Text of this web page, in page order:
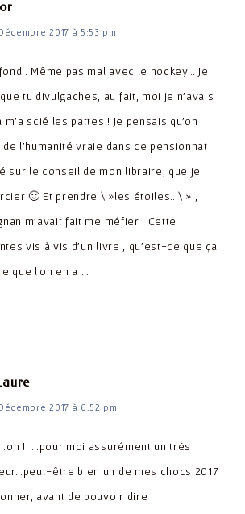
dit :
2017 à 5:53 pm
. Même pas mal avec le hockey… Je
tu divulgaches, au fait, moi je n'avais
scié les pattes ! Je pensais qu'on
l'humanité vraie dans ce pensionnat
sur le conseil de mon libraire, que je
🙂 Et prendre \ »les étoiles…\ » ,
m'avait fait me méfier ! Cette
vis à vis d'un livre , qu'est-ce que ça
que l'on en a …
dit :
2017 à 6:52 pm
!! …pour moi assurément un très
être bien un de mes chocs 2017
avant de pouvoir dire